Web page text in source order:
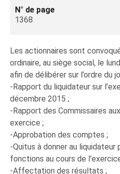
N° de page
1368
Les actionnaires sont
ordinaire, au siège social, le
afin de délibérer sur l’ordre du
-Rapport du liquidateur sur
décembre 2015 ;
-Rapport des Commissaires
exercice ;
-Approbation des comptes ;
-Quitus à donner au
fonctions au cours de
-Affectation des résultats ;